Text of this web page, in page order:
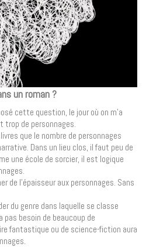
un roman ?
cette question, le jour où on m’a
trop de personnages.
que le nombre de personnages
Dans un lieu clos, il faut peu de
une école de sorcier, il est logique
de l’épaisseur aux personnages. Sans
du genre dans laquelle se classe
pas besoin de beaucoup de
fantastique ou de science-fiction aura